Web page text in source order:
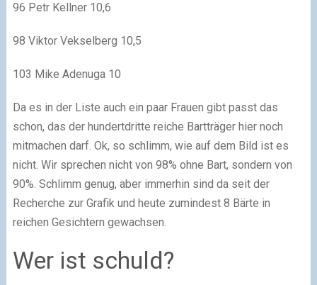
96 Petr Kellner 10,6
98 Viktor Vekselberg 10,5
103 Mike Adenuga 10
Da es in der Liste auch ein paar Frauen gibt passt das
schon, das der hundertdritte reiche Bartträger hier noch
mitmachen darf. Ok, so schlimm, wie auf dem Bild ist es
nicht. Wir sprechen nicht von 98% ohne Bart, sondern von
90%. Schlimm genug, aber immerhin sind da seit der
Recherche zur Grafik und heute zumindest 8 Bärte in
reichen Gesichtern gewachsen.
Wer ist schuld?